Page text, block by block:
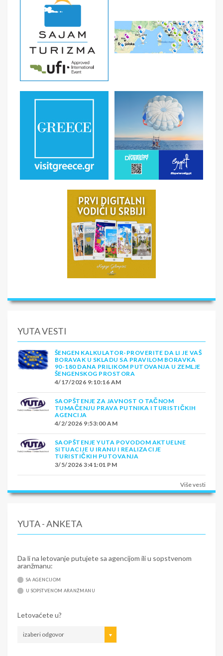
YUTA VESTI
ŠENGEN KALKULATOR-PROVERITE DA LI JE VAŠ
BORAVAK U SKLADU SA PRAVILOM BORAVKA
90-180 DANA PRILIKOM PUTOVANJA U ZEMLJE
ŠENGENSKOG PROSTORA
4/17/2026 9:10:16 AM
SAOPŠTENJE ZA JAVNOST O TAČNOM
TUMAČENJU PRAVA PUTNIKA I TURISTIČKIH
AGENCIJA
4/2/2026 9:53:00 AM
SAOPŠTENJE YUTA POVODOM AKTUELNE
SITUACIJE U IRANU I REALIZACIJE
TURISTIČKIH PUTOVANJA
3/5/2026 3:41:01 PM
Više vesti
YUTA - ANKETA
Da li na letovanje putujete sa agencijom ili u sopstvenom
aranžmanu:
SA AGENCIJOM
U SOPSTVENOM ARANŽMANU
Letovaćete u?
izaberi odgovor